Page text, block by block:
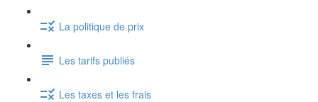
La politique de prix
Les tarifs publiés
Les taxes et les frais